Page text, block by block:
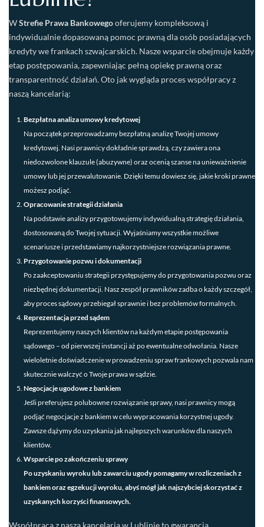
WStrefie Prawa Bankowegooferujemy kompleksową i
indywidualnie dopasowaną pomoc prawną dla osób posiadających
kredyty we frankach szwajcarskich. Nasze wsparcie obejmuje każdy
etap postępowania, zapewniając pełną opiekę prawną oraz
transparentność działań. Oto jak wygląda proces współpracy z
naszą kancelarią:
Bezpłatna analiza umowy kredytowej
Na początek przeprowadzamy bezpłatną analizę Twojej umowy
kredytowej. Nasi prawnicy dokładnie sprawdzą, czy zawiera ona
niedozwolone klauzule (abuzywne) oraz ocenią szanse na unieważnienie
umowy lub jej przewalutowanie. Dzięki temu dowiesz się, jakie kroki prawne
możesz podjąć.
Opracowanie strategii działania
Na podstawie analizy przygotowujemy indywidualną strategię działania,
dostosowaną do Twojej sytuacji. Wyjaśniamy wszystkie możliwe
scenariusze i przedstawiamy najkorzystniejsze rozwiązania prawne.
Przygotowanie pozwu i dokumentacji
Po zaakceptowaniu strategii przystępujemy do przygotowania pozwu oraz
niezbędnej dokumentacji. Nasz zespół prawników zadba o każdy szczegół,
aby proces sądowy przebiegał sprawnie i bez problemów formalnych.
Reprezentacja przed sądem
Reprezentujemy naszych klientów na każdym etapie postępowania
sądowego – od pierwszej instancji aż po ewentualne odwołania. Nasze
wieloletnie doświadczenie w prowadzeniu spraw frankowych pozwala nam
skutecznie walczyć o Twoje prawa w sądzie.
Negocjacje ugodowe z bankiem
Jeśli preferujesz polubowne rozwiązanie sprawy, nasi prawnicy mogą
podjąć negocjacje z bankiem w celu wypracowania korzystnej ugody.
Zawsze dążymy do uzyskania jak najlepszych warunków dla naszych
klientów.
Wsparcie po zakończeniu sprawy
Po uzyskaniu wyroku lub zawarciu ugody pomagamy w rozliczeniach z
bankiem oraz egzekucji wyroku, abyś mógł jak najszybciej skorzystać z
uzyskanych korzyści finansowych.
Współpraca z naszą kancelarią w Lublinie to gwarancja